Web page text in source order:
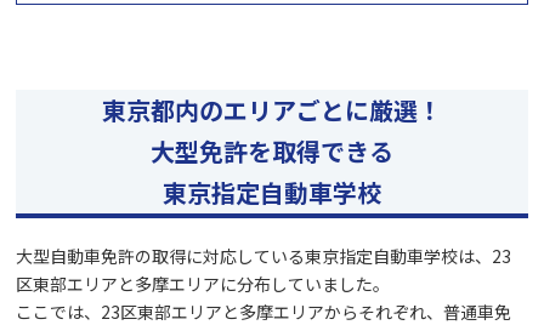
東京都内のエリアごとに厳選！
大型免許を取得できる
東京指定自動車学校
大型自動車免許の取得に対応している東京指定自動車学校は、23
区東部エリアと多摩エリアに分布していました。
ここでは、23区東部エリアと多摩エリアからそれぞれ、普通車免